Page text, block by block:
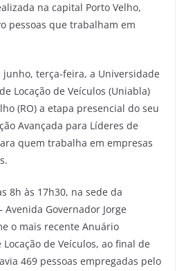
na capital Porto Velho,
pessoas que trabalham em
terça-feira, a Universidade
Locação de Veículos (Uniabla)
(RO) a etapa presencial do seu
Avançada para Líderes de
quem trabalha em empresas
8h às 17h30, na sede da
Avenida Governador Jorge
o mais recente Anuário
de Veículos, ao final de
469 pessoas empregadas pelo